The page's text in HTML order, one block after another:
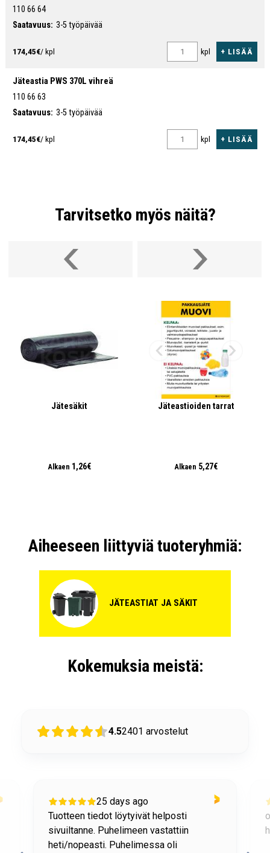
110 66 64
Saatavuus: 3-5 työpäivää
174,45€/ kpl kpl + LISÄÄ
Jäteastia PWS 370L vihreä
110 66 63
Saatavuus: 3-5 työpäivää
174,45€/ kpl kpl + LISÄÄ
Tarvitsetko myös näitä?
Jätesäkit
Alkaen 1,26€
Jäteastioiden tarrat
Alkaen 5,27€
Aiheeseen liittyviä tuoteryhmiä:
JÄTEASTIAT JA SÄKIT
Kokemuksia meistä:
4.52401 arvostelut
25 days ago
Tuotteen tiedot löytyivät helposti
sivuiltanne. Puhelimeen vastattiin
heti/nopeasti. Puhelimessa oli